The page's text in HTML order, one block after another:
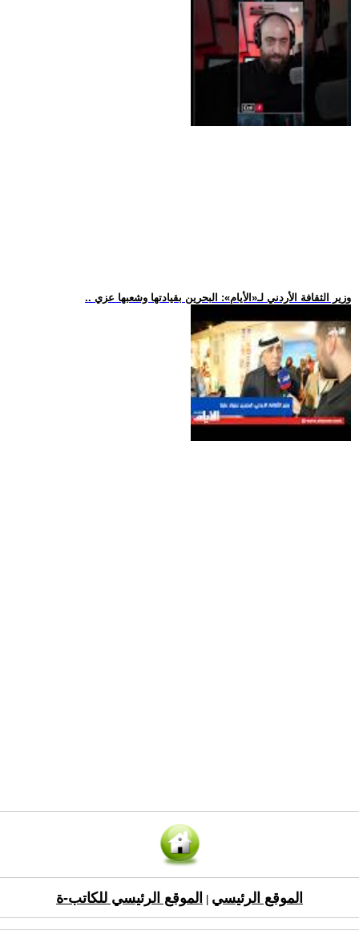
.. وزير الثقافة الأردني لـ«الأيام»: البحرين بقيادتها وشعبها عزي
الموقع الرئيسي الموقع الرئيسي للكاتب-ة